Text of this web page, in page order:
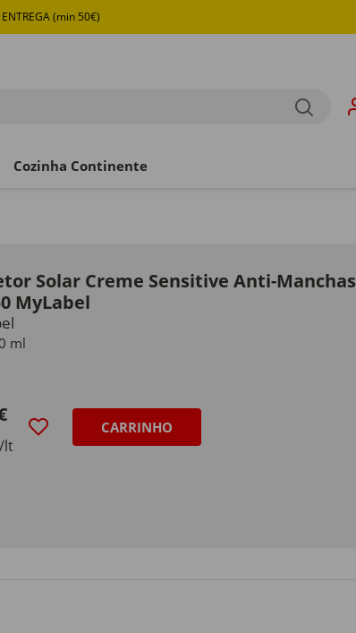
(min 50€)
Cozinha Continente
Solar Creme Sensitive Anti-Manchas
MyLabel
ml
lt
CARRINHO